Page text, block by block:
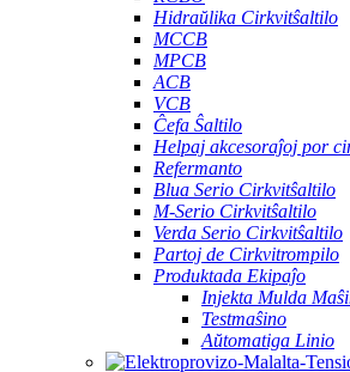
Hidraŭlika Cirkvitŝaltilo
MCCB
MPCB
ACB
VCB
Ĉefa Ŝaltilo
Helpaj akcesoraĵoj por
Refermanto
Blua Serio Cirkvitŝaltilo
M-Serio Cirkvitŝaltilo
Verda Serio Cirkvitŝaltilo
Partoj de Cirkvitrompilo
Produktada Ekipaĵo
Injekta Mulda
Testmaŝino
Aŭtomatiga Linio